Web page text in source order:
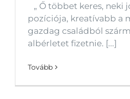
„ Ő többet keres, neki
pozíciója, kreatívabb a
gazdag családból
albérletet fizetnie. [...]
Tovább